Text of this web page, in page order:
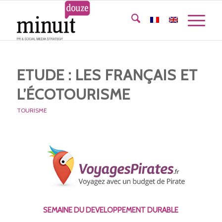
ETUDE : LES FRANÇAIS ET
L’ÉCOTOURISME
TOURISME
SEMAINE DU DEVELOPPEMENT DURABLE